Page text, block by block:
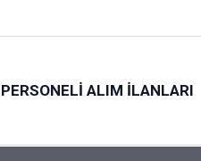
ALIM İLANLARI